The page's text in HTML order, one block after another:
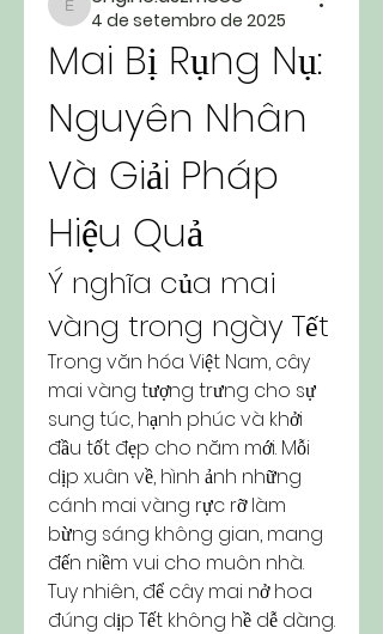
engine.aszm888
4 de setembro de 2025
Mai Bị Rụng Nụ:
Nguyên Nhân
Và Giải Pháp
Hiệu Quả
Ý nghĩa của mai
vàng trong ngày Tết
Trong văn hóa Việt Nam, cây
mai vàng tượng trưng cho sự
sung túc, hạnh phúc và khởi
đầu tốt đẹp cho năm mới. Mỗi
dịp xuân về, hình ảnh những
cánh mai vàng rực rỡ làm
bừng sáng không gian, mang
đến niềm vui cho muôn nhà.
Tuy nhiên, để cây mai nở hoa
đúng dịp Tết không hề dễ dàng.